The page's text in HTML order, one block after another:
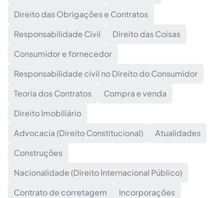
Direito das Obrigações e Contratos
Responsabilidade Civil
Direito das Coisas
Consumidor e fornecedor
Responsabilidade civil no Direito do Consumidor
Teoria dos Contratos
Compra e venda
Direito Imobiliário
Advocacia (Direito Constitucional)
Atualidades
Construções
Nacionalidade (Direito Internacional Público)
Contrato de corretagem
Incorporações